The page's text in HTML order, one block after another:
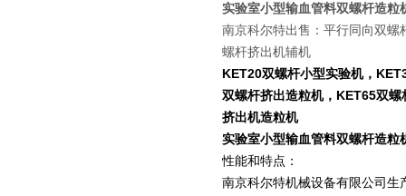
实验室小型输血管料双螺杆造粒
南京科尔特出售：平行同向双
螺杆挤出机辅机
KET20双螺杆小型实验机，
双螺杆挤出造粒机，KET65双
挤出机造粒机
实验室小型输血管料双螺杆造粒
性能和特点：
南京科尔特机械设备有限公司